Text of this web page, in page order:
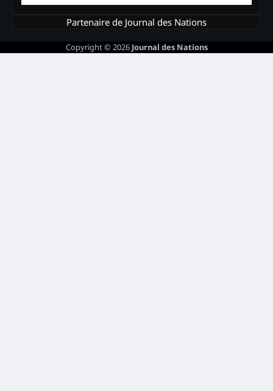
Partenaire de Journal des Nations
Copyright © 2026 Journal des Nations